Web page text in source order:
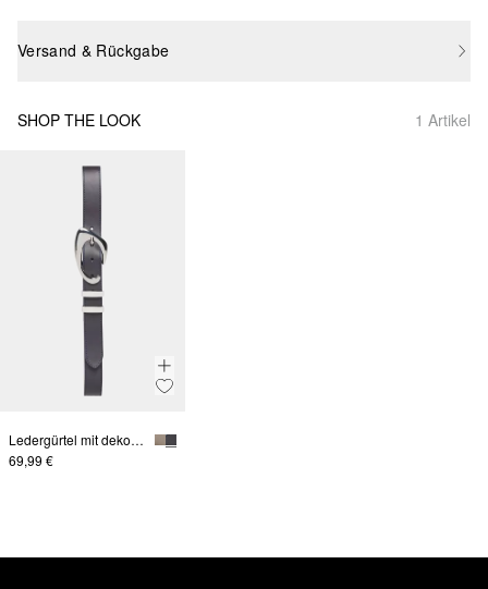
Versand & Rückgabe
SHOP THE LOOK 1 Artikel
Ledergürtel mit dekorativer Schnalle
69,99 €